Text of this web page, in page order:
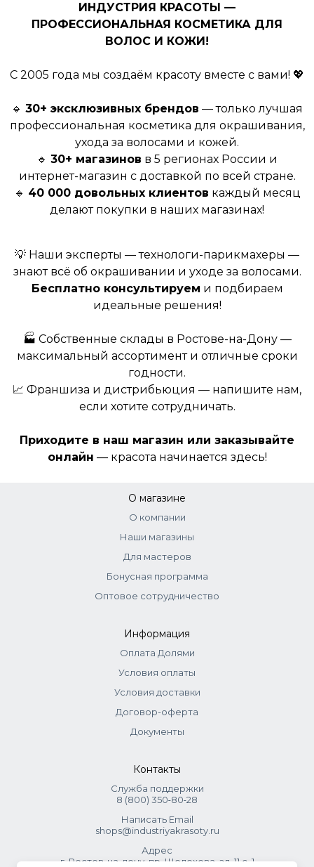
ИНДУСТРИЯ КРАСОТЫ —
ПРОФЕССИОНАЛЬНАЯ КОСМЕТИКА ДЛЯ
ВОЛОС И КОЖИ!
С 2005 года мы создаём красоту вместе с вами! 💖
🔹 30+ эксклюзивных брендов — только лучшая
профессиональная косметика для окрашивания,
ухода за волосами и кожей.
🔹 30+ магазинов в 5 регионах России и
интернет-магазин с доставкой по всей стране.
🔹 40 000 довольных клиентов каждый месяц
делают покупки в наших магазинах!
💡 Наши эксперты — технологи-парикмахеры —
знают всё об окрашивании и уходе за волосами.
Бесплатно консультируем и подбираем
идеальные решения!
🏭 Собственные склады в Ростове-на-Дону —
максимальный ассортимент и отличные сроки
годности.
📈 Франшиза и дистрибьюция — напишите нам,
если хотите сотрудничать.
Приходите в наш магазин или заказывайте
онлайн — красота начинается здесь!
О магазине
О компании
Наши магазины
Для мастеров
Бонусная программа
Оптовое сотрудничество
Информация
Оплата Долями
Условия оплаты
Условия доставки
Договор-оферта
Документы
Контакты
Служба поддержки
8 (800) 350‑80‑28
Написать Email
shops@industriyakrasoty.ru
Адрес
г. Ростов-на-дону, пр. Шолохова, зд. 11 с. 1